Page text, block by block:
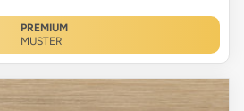
PREMIUM
MUSTER